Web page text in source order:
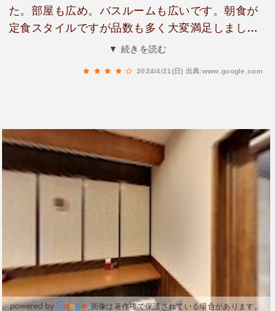
た。部屋も広め。バスルームも広いです。朝食が
定食スタイルですが品数も多く大変満足しまし
た。帰りに自家製の海苔の佃煮を頂きました。近
▼ 続きを読む
2024/4/21(日) 出典:www.google.com
画像は著作権で保護されている場合があります。